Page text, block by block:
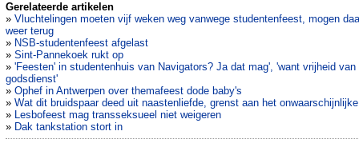
Gerelateerde artikelen
» Vluchtelingen moeten vijf weken weg vanwege studentenfeest, mogen
weer terug
» NSB-studentenfeest afgelast
» Sint-Pannekoek rukt op
» 'Feesten' in studentenhuis van Navigators? Ja dat mag', 'want vrijheid van
godsdienst'
» Ophef in Antwerpen over themafeest dode baby's
» Wat dit bruidspaar deed uit naastenliefde, grenst aan het onwaarschijnlijke
» Lesbofeest mag transseksueel niet weigeren
» Dak tankstation stort in